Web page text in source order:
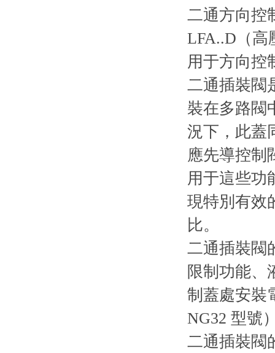
二通方向控
LFA..D（高
用于方向控
二通插裝閥
裝在多路閥
況下，此蓋
應先導控制
用于這些功
現特別有效
比。
二通插裝閥
限制功能、
制蓋處安裝
NG32 型號
二通插裝閥